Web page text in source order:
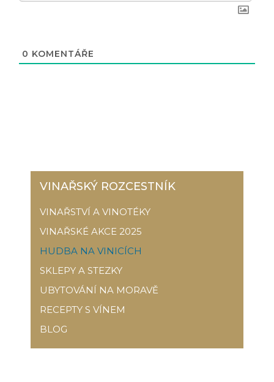
0 KOMENTÁŘE
VINAŘSKÝ ROZCESTNÍK
VINAŘSTVÍ A VINOTÉKY
VINAŘSKÉ AKCE 2025
HUDBA NA VINICÍCH
SKLEPY A STEZKY
UBYTOVÁNÍ NA MORAVĚ
RECEPTY S VÍNEM
BLOG